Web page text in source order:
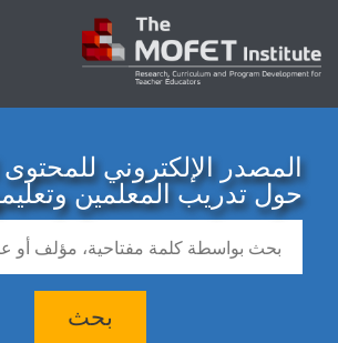
المصدر الإلكتروني للمحتوى
حول تدريب المعلمين
بحث